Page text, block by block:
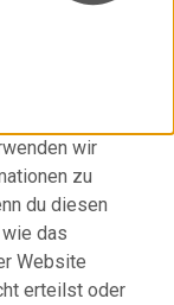
wir
zu
du diesen
das
Website
erteilst oder